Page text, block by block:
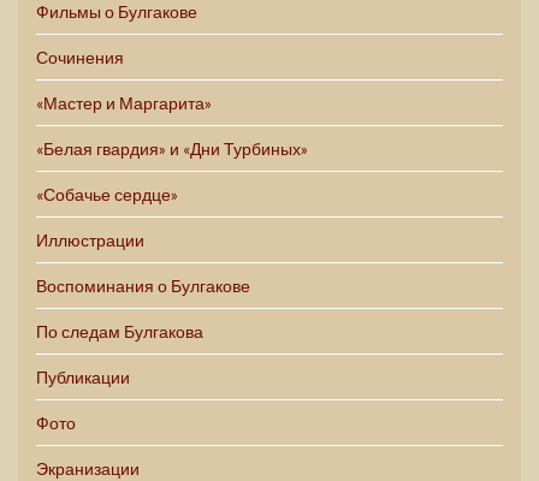
Фильмы о Булгакове
Сочинения
«Мастер и Маргарита»
«Белая гвардия» и «Дни Турбиных»
«Собачье сердце»
Иллюстрации
Воспоминания о Булгакове
По следам Булгакова
Публикации
Фото
Экранизации